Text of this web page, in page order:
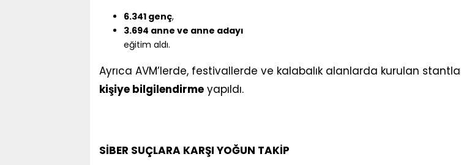
6.341 genç,
3.694 anne ve anne adayı
eğitim aldı.
Ayrıca AVM’lerde, festivallerde ve kalabalık alanlarda kurulan
kişiye bilgilendirme yapıldı.
SİBER SUÇLARA KARŞI YOĞUN TAKİP